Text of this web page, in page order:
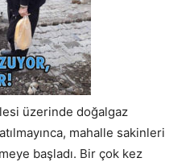
üzerinde doğalgaz
mahalle sakinleri
başladı. Bir çok kez